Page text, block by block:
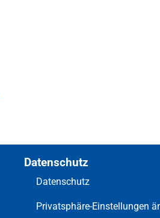
Datenschutz
Datenschutz
Privatsphäre-Einstellungen